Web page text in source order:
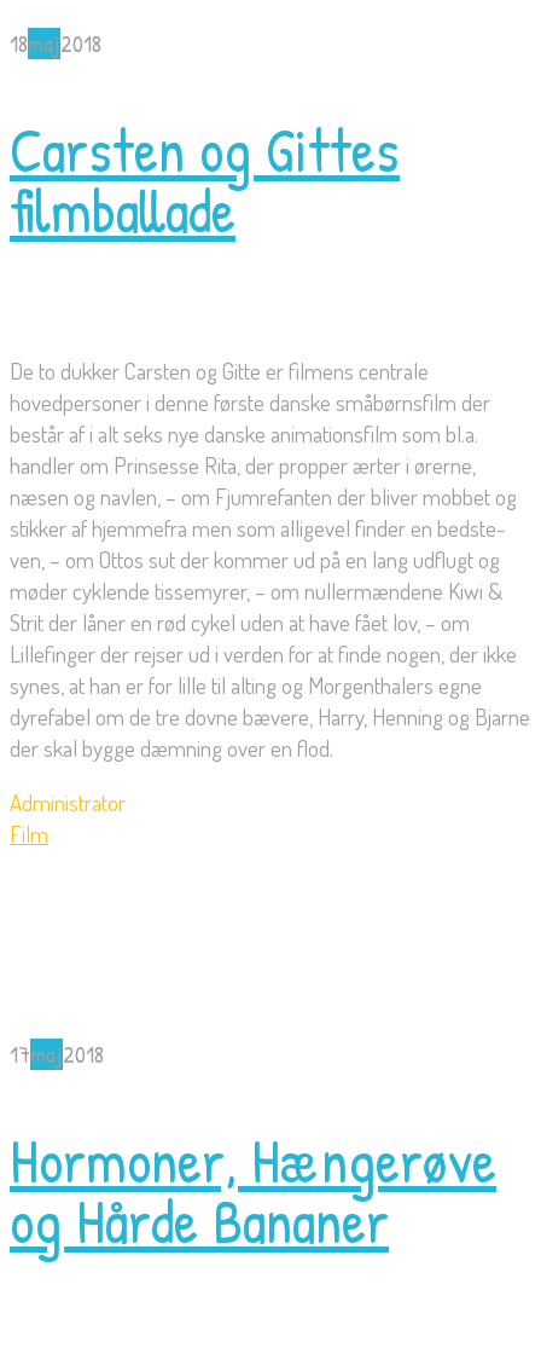
18maj2018
Carsten og Gittes
filmballade
De to dukker Carsten og Gitte er filmens centrale
hovedpersoner i denne første danske småbørnsfilm der
består af i alt seks nye danske animationsfilm som bl.a.
handler om Prinsesse Rita, der propper ærter i ørerne,
næsen og navlen, – om Fjumrefanten der bliver mobbet og
stikker af hjemmefra men som alligevel finder en bedste-
ven, – om Ottos sut der kommer ud på en lang udflugt og
møder cyklende tissemyrer, – om nullermændene Kiwi &
Strit der låner en rød cykel uden at have fået lov, – om
Lillefinger der rejser ud i verden for at finde nogen, der ikke
synes, at han er for lille til alting og Morgenthalers egne
dyrefabel om de tre dovne bævere, Harry, Henning og Bjarne
der skal bygge dæmning over en flod.
Administrator
Film
17maj2018
Hormoner, Hængerøve
og Hårde Bananer